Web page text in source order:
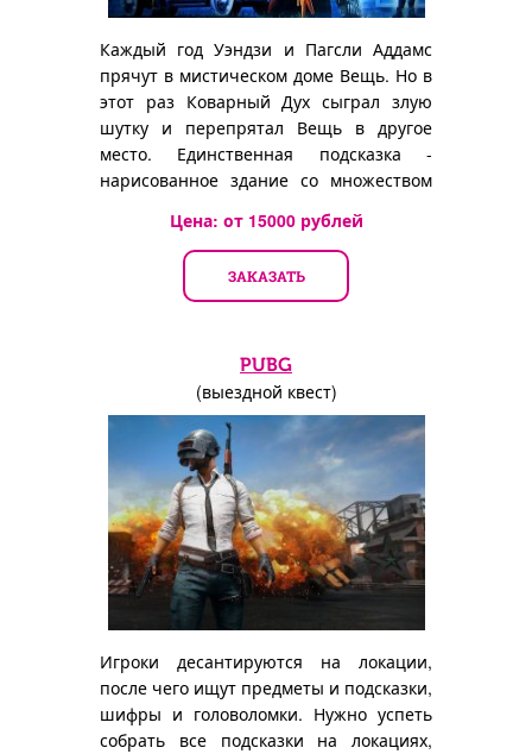
Каждый год Уэндзи и Пагсли Аддамс
прячут в мистическом доме Вещь. Но в
этот раз Коварный Дух сыграл злую
шутку и перепрятал Вещь в другое
место. Единственная подсказка -
нарисованное здание со множеством
Цена: от 15000рублей
ЗАКАЗАТЬ
PUBG
(выездной квест)
Игроки десантируются на локации,
после чего ищут предметы и подсказки,
шифры и головоломки. Нужно успеть
собрать все подсказки на локациях,